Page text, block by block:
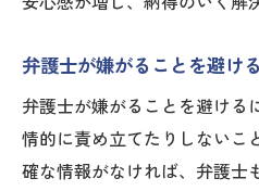
分析
弁護士相談で後悔
安心して人生相談で
法
弁護士が嫌がることを避け
弁護士が嫌がることを避ける
情的に責め立てたりしないこ
確な情報がなければ、弁護士